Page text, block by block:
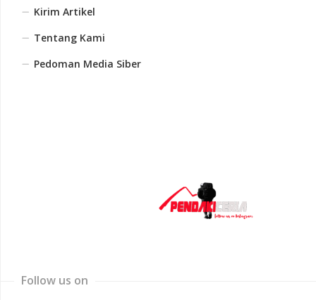
Kirim Artikel
Tentang Kami
Pedoman Media Siber
Follow us on